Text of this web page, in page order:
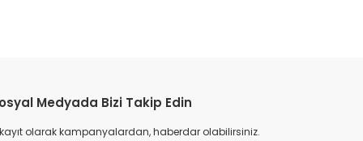
Medyada Bizi Takip Edin
olarak kampanyalardan, haberdar olabilirsiniz.